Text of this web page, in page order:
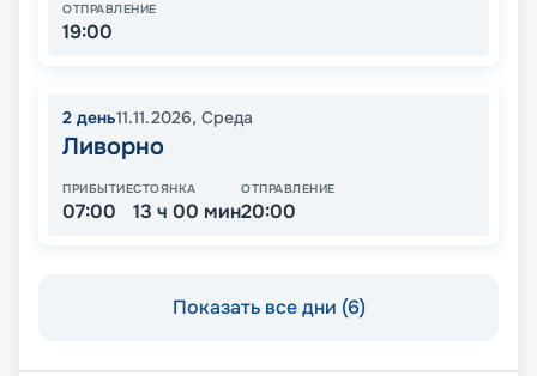
ОТПРАВЛЕНИЕ
19:00
2 день11.11.2026, Среда
Ливорно
ПРИБЫТИЕ
07:00
СТОЯНКА
13 ч 00 мин
ОТПРАВЛЕНИЕ
20:00
Показать все дни (6)